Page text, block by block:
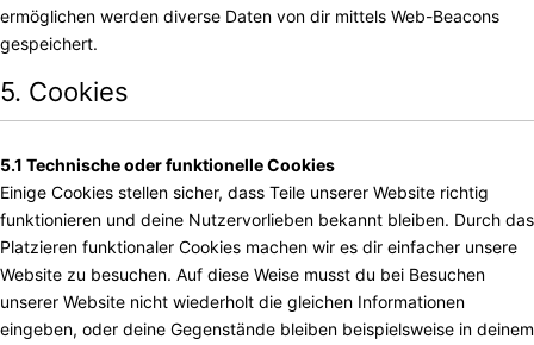
ermöglichen werden diverse Daten von dir mittels Web-Beacons
gespeichert.
5. Cookies
5.1 Technische oder funktionelle Cookies
Einige Cookies stellen sicher, dass Teile unserer Website richtig
funktionieren und deine Nutzervorlieben bekannt bleiben. Durch das
Platzieren funktionaler Cookies machen wir es dir einfacher unsere
Website zu besuchen. Auf diese Weise musst du bei Besuchen
unserer Website nicht wiederholt die gleichen Informationen
eingeben, oder deine Gegenstände bleiben beispielsweise in deinem